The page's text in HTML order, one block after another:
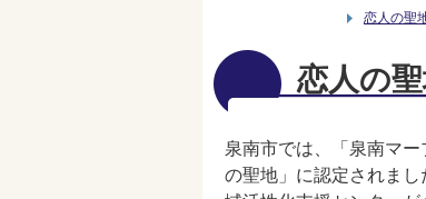
恋人の聖
恋人の
泉南市では、「泉南マ
の聖地」に認定されま